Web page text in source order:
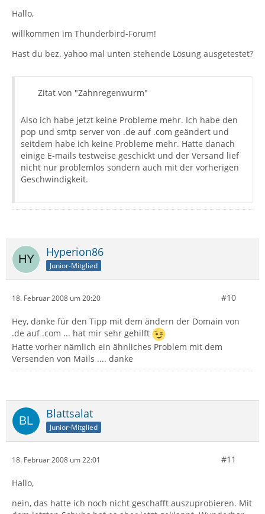
Hallo,
willkommen im Thunderbird-Forum!
Hast du bez. yahoo mal unten stehende Lösung ausgetestet?
Zitat von "Zahnregenwurm"
Also ich habe jetzt keine Probleme mehr. Ich habe den
pop und smtp server von .de auf .com geändert und
seitdem habe ich keine Probleme mehr. Hatte danach
einige E-mails testweise geschickt und der Versand lief
nicht nur problemlos sondern auch mit der vorherigen
Geschwindigkeit.
Hyperion86
Junior-Mitglied
18. Februar 2008 um 20:20 #10
Hey, danke für den Tipp mit dem ändern der Domain von
.de auf .com ... hat mir sehr gehilft
Hatte vorher nämlich ein ähnliches Problem mit dem
Versenden von Mails .... danke
Blattsalat
Junior-Mitglied
18. Februar 2008 um 22:01 #11
Hallo,
nein, das hatte ich noch nicht geschafft auszuprobieren. Mit